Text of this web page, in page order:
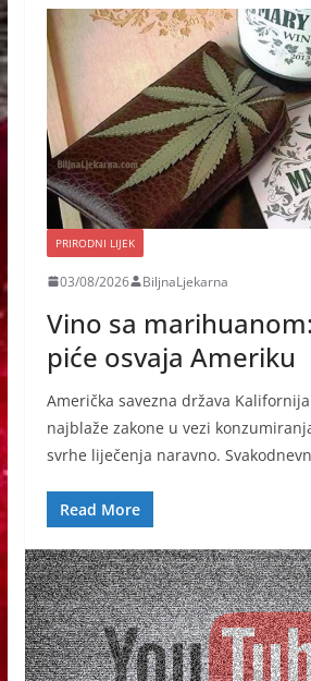
PRIRODNI LIJEK
03/08/2026 BiljnaLjekarna
Vino sa
piće osvaja Ameriku
Američka savezna država
najblaže zakone u vezi
svrhe liječenja naravno.
Read More